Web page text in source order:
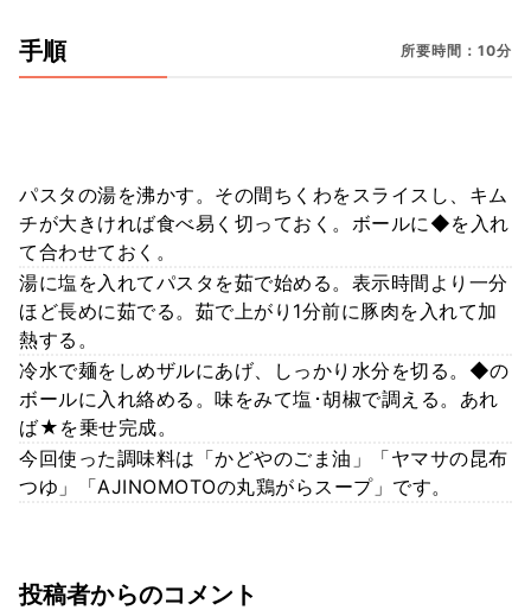
手順 所要時間：10分
パスタの湯を沸かす。その間ちくわをスライスし、キム
チが大きければ食べ易く切っておく。ボールに◆を入れ
て合わせておく。
湯に塩を入れてパスタを茹で始める。表示時間より一分
ほど長めに茹でる。茹で上がり1分前に豚肉を入れて加
熱する。
冷水で麺をしめザルにあげ、しっかり水分を切る。◆の
ボールに入れ絡める。味をみて塩･胡椒で調える。あれ
ば★を乗せ完成。
今回使った調味料は「かどやのごま油」「ヤマサの昆布
つゆ」「AJINOMOTOの丸鶏がらスープ」です。
投稿者からのコメント